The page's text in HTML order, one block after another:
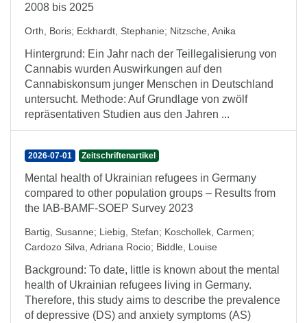
2008 bis 2025
Orth, Boris; Eckhardt, Stephanie; Nitzsche, Anika
Hintergrund: Ein Jahr nach der Teillegalisierung von
Cannabis wurden Auswirkungen auf den
Cannabiskonsum junger Menschen in Deutschland
untersucht. Methode: Auf Grundlage von zwölf
repräsentativen Studien aus den Jahren ...
2026-07-01 Zeitschriftenartikel
Mental health of Ukrainian refugees in Germany
compared to other population groups – Results from
the IAB-BAMF-SOEP Survey 2023
Bartig, Susanne; Liebig, Stefan; Koschollek, Carmen;
Cardozo Silva, Adriana Rocio; Biddle, Louise
Background: To date, little is known about the mental
health of Ukrainian refugees living in Germany.
Therefore, this study aims to describe the prevalence
of depressive (DS) and anxiety symptoms (AS)